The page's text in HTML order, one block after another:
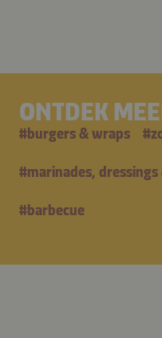
ONTDEK
#burgers & wraps #
#marinades, dressings
#barbecue